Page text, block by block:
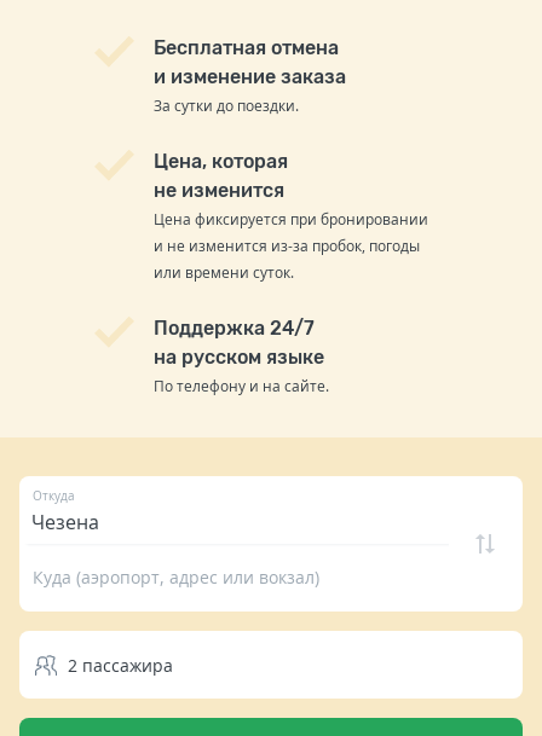
Бесплатная отмена
и изменение заказа
За сутки до поездки.
Цена, которая
не изменится
Цена фиксируется при бронировании
и не изменится из-за пробок, погоды
или времени суток.
Поддержка 24/7
на русском языке
По телефону и на сайте.
Откуда
Куда (аэропорт, адрес или вокзал)
2 пассажира